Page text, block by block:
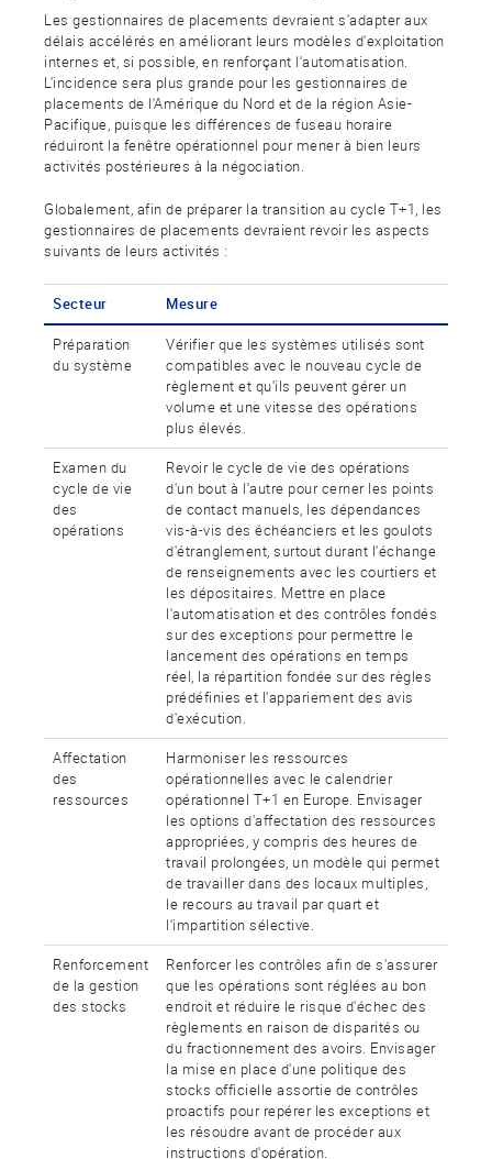
Les gestionnaires de placements devraient s'adapter aux
délais accélérés en améliorant leurs modèles d'exploitation
internes et, si possible, en renforçant l'automatisation.
L'incidence sera plus grande pour les gestionnaires de
placements de l'Amérique du Nord et de la région Asie-
Pacifique, puisque les différences de fuseau horaire
réduiront la fenêtre opérationnel pour mener à bien leurs
activités postérieures à la négociation.
Globalement, afin de préparer la transition au cycle T+1, les
gestionnaires de placements devraient revoir les aspects
suivants de leurs activités :
Secteur Mesure
Préparation
du système
Vérifier que les systèmes utilisés sont
compatibles avec le nouveau cycle de
règlement et qu'ils peuvent gérer un
volume et une vitesse des opérations
plus élevés.
Examen du
cycle de vie
des
opérations
Revoir le cycle de vie des opérations
d'un bout à l'autre pour cerner les points
de contact manuels, les dépendances
vis-à-vis des échéanciers et les goulots
d'étranglement, surtout durant l'échange
de renseignements avec les courtiers et
les dépositaires. Mettre en place
l'automatisation et des contrôles fondés
sur des exceptions pour permettre le
lancement des opérations en temps
réel, la répartition fondée sur des règles
prédéfinies et l'appariement des avis
d'exécution.
Affectation
des
ressources
Harmoniser les ressources
opérationnelles avec le calendrier
opérationnel T+1 en Europe. Envisager
les options d'affectation des ressources
appropriées, y compris des heures de
travail prolongées, un modèle qui permet
de travailler dans des locaux multiples,
le recours au travail par quart et
l'impartition sélective.
Renforcement
de la gestion
des stocks
Renforcer les contrôles afin de s'assurer
que les opérations sont réglées au bon
endroit et réduire le risque d'échec des
règlements en raison de disparités ou
du fractionnement des avoirs. Envisager
la mise en place d'une politique des
stocks officielle assortie de contrôles
proactifs pour repérer les exceptions et
les résoudre avant de procéder aux
instructions d'opération.